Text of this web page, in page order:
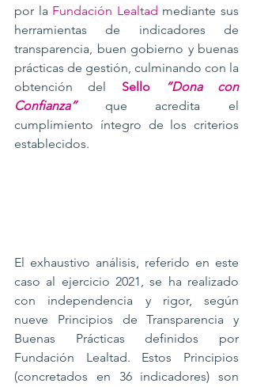
por la Fundación Lealtad mediante sus
herramientas de indicadores de
transparencia, buen gobierno y buenas
prácticas de gestión, culminando con la
obtención del Sello
“Dona con
Confianza”
que acredita el
cumplimiento íntegro de los criterios
establecidos.
El exhaustivo análisis, referido en este
caso al ejercicio 2021, se ha realizado
con independencia y rigor, según
nueve Principios de Transparencia y
Buenas Prácticas definidos por
Fundación Lealtad. Estos Principios
(concretados en 36 indicadores) son